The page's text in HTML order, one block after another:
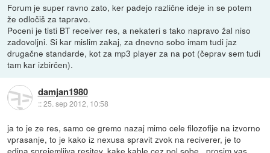
Forum je super ravno zato, ker padejo različne ideje in se potem
že odločiš za tapravo.
Poceni je tisti BT receiver res, a nekateri s tako napravo žal niso
zadovoljni. Si kar mislim zakaj, za dnevno sobo imam tudi jaz
drugačne standarde, kot za mp3 player za na pot (čeprav sem tudi
tam kar izbirčen).
damjan1980
::25. sep 2012, 10:58
ja to je ze res, samo ce gremo nazaj mimo cele filozofije na izvorno
vprasanje, to je kako iz nexusa spravit zvok na reciverer, je to
edina sprejemljiva resitev. kake kable cez pol sobe...prosim vas